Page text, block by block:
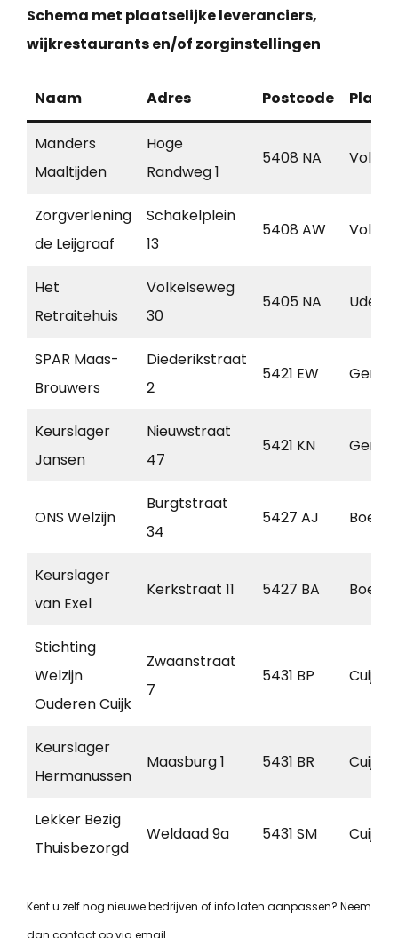
Schema met plaatselijke leveranciers,
wijkrestaurants en/of zorginstellingen
Naam Adres Postcode Plaats
Manders
Maaltijden
Hoge
Randweg 1
5408 NA Volkel
Zorgverlening
de Leijgraaf
Schakelplein
13
5408 AW Volkel
Het
Retraitehuis
Volkelseweg
30
5405 NA Uden
SPAR Maas-
Brouwers
Diederikstraat
2
5421 EW
Keurslager
Jansen
Nieuwstraat
47
5421 KN
ONS Welzijn
Burgtstraat
34
5427 AJ Boekel
Keurslager
van Exel
Kerkstraat 11 5427 BA Boekel
Stichting
Welzijn
Ouderen Cuijk
Zwaanstraat
7
5431 BP Cuijk
Keurslager
Hermanussen
Maasburg 1 5431 BR Cuijk
Lekker Bezig
Thuisbezorgd
Weldaad 9a 5431 SM Cuijk
Kent u zelf nog nieuwe bedrijven of info laten aanpassen? Neem